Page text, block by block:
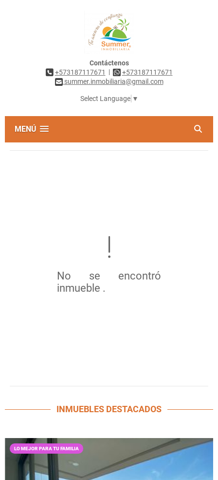
Contáctenos
+573187117671
|
+573187117671
summer.inmobiliaria@gmail.com
Select Language ▼
MENÚ
No se encontró
inmueble .
INMUEBLES DESTACADOS
LO MEJOR PARA TU FAMILIA